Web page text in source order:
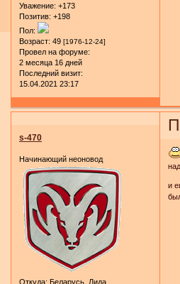
Уважение: +173
Позитив: +198
Пол:
Возраст: 49 [1976-12-24]
Провел на форуме:
2 месяца 16 дней
Последний визит:
15.04.2021 23:17
s-470
Начинающий неоновод
Откуда: Беларусь, Лида
и